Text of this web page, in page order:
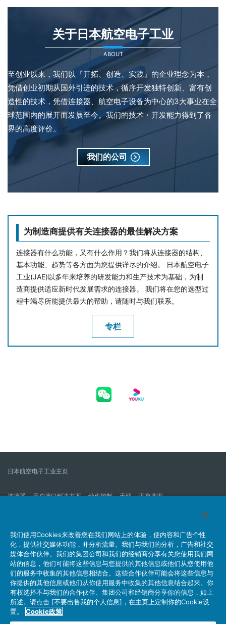
关于日本航空电子工业
ABOUT
至创业以来，我们以『开拓、创造、实践』的企业理念为本，
凭借创业初期从国外引进的技术，循序开发独特创新、富有创
造性的技术，凭借连接器、航空电子设备为中心的3大事业在全
球范围内的展开而发展至今。我们的技术・开发能力得到了各
界的高度评价。
我们的公司
为制造商提供有关连接器的最佳解决方案
连接器有什么功能，又有什么作用？我们将从连接器的结构、
基本功能、趋势等各方面为您提供详尽的介绍。 日本航空电子
工业(JAE)以多年来培养的研发能力和生产技术为基础，为制
造商提供适应新时代发展需求的连接器。 我们将在您的选型过
程中竭尽所能提供最大的帮助，请随时与我们联系。
专栏
日本航空电子工业主页
连接器 用户接口解决方案 动作控制 天线 库存搜索
我们的公司 企业社会责任 IR消息 公司新到信息列表
产品信息新的列表
网站地图
联系我们
个人信息保护方针 JAE Cookie政策
关于利用本网站
社交媒体官方账号运营方针
我们使用Cookies来改善您在我们网站上的体验，使内容和广告个性
化，提供社交媒体功能，并分析流量。我们与我们的分析，广告和社交
媒体合作伙伴。我们的集团公司和我们的经销商分享有关您使用我们网
站的信息，他们可能将这些信息与您提供的其他信息或他们从您使用他
们的服务中收集的其他信息相结合。这些合作伙伴可能会将这些信息与
你提供的其他信息或他们从你使用服务中收集的其他信息结合起来。你
有权选择不与我们的合作伙伴、集团公司和经销商分享你的信息，如上
所述。请点击 [不要出售我的个人信息]，在主页上定制你的Cookie设
置。
Cookie政策